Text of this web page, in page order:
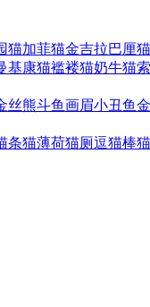
猫加菲猫金吉拉巴厘猫
基康猫褴褛猫奶牛猫
丝熊斗鱼画眉小丑鱼
条猫薄荷猫厕逗猫棒